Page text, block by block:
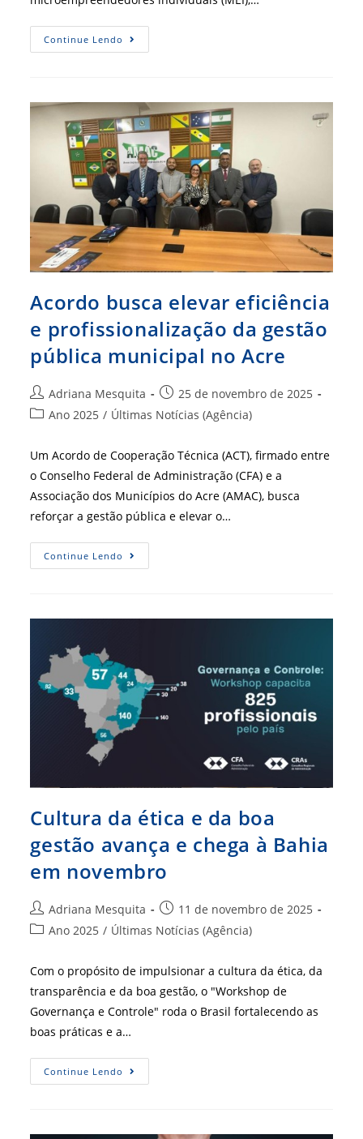
Continue Lendo Governo
Federal
Dos
Pequenos
Negócios
No
Brasil
Acordo busca elevar eficiência
e profissionalização da gestão
pública municipal no Acre
Autor
do
Adriana Mesquita
Post
publicado:
25 de novembro de 2025
Categoria
Ano 2025 / Últimas Notícias (Agência)
Um Acordo de Cooperação Técnica (ACT), firmado entre
o Conselho Federal de Administração (CFA) e a
Associação dos Municípios do Acre (AMAC), busca
reforçar a gestão pública e elevar o…
Continue Lendo Acordo
Busca
Da
No
Acre
Cultura da ética e da boa
gestão avança e chega à Bahia
em novembro
Autor
do
Adriana Mesquita
Post
publicado:
11 de novembro de 2025
Categoria
post:
Ano 2025 / Últimas Notícias (Agência)
Com o propósito de impulsionar a cultura da ética, da
transparência e da boa gestão, o "Workshop de
Governança e Controle" roda o Brasil fortalecendo as
boas práticas e a…
Continue Lendo Cultura
Da